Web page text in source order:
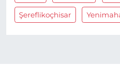
Şereflikoçhisar